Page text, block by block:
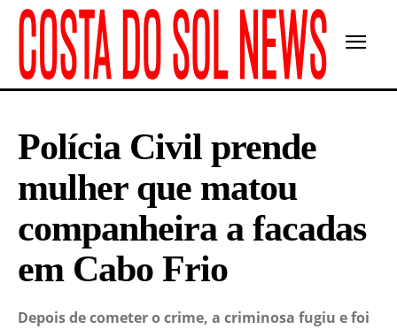
Polícia Civil prende
mulher que matou
companheira a facadas
em Cabo Frio
Depois de cometer o crime, a criminosa fugiu e foi